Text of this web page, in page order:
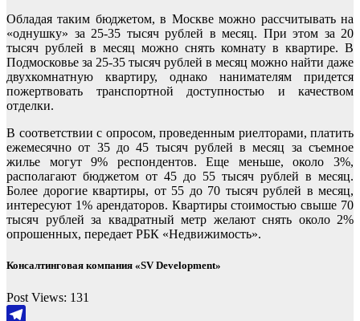
Обладая таким бюджетом, в Москве можно рассчитывать на
«однушку» за 25-35 тысяч рублей в месяц. При этом за 20
тысяч рублей в месяц можно снять комнату в квартире. В
Подмосковье за 25-35 тысяч рублей в месяц можно найти даже
двухкомнатную квартиру, однако нанимателям придется
пожертвовать транспортной доступностью и качеством
отделки.
В соответствии с опросом, проведенным риелторами, платить
ежемесячно от 35 до 45 тысяч рублей в месяц за съемное
жилье могут 9% респондентов. Еще меньше, около 3%,
располагают бюджетом от 45 до 55 тысяч рублей в месяц.
Более дорогие квартиры, от 55 до 70 тысяч рублей в месяц,
интересуют 1% арендаторов. Квартиры стоимостью свыше 70
тысяч рублей за квадратный метр желают снять около 2%
опрошенных, передает РБК «Недвижимость».
Консалтинговая компания «SV Development»
Post Views: 131